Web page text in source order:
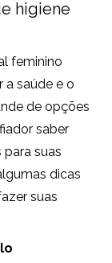
higiene
feminino
a saúde e o
de opções
saber
suas
dicas
suas